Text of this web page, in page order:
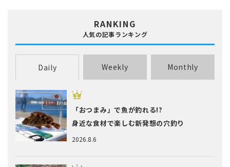
RANKING
人気の記事ランキング
Daily Weekly Monthly
2026.8.6
「おつまみ」で魚が釣れる!?
身近な食材で楽しむ新発想の穴釣り